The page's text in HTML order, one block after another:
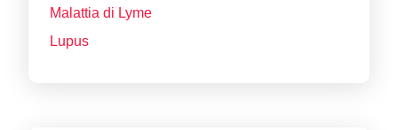
Malattia di Lyme
Lupus